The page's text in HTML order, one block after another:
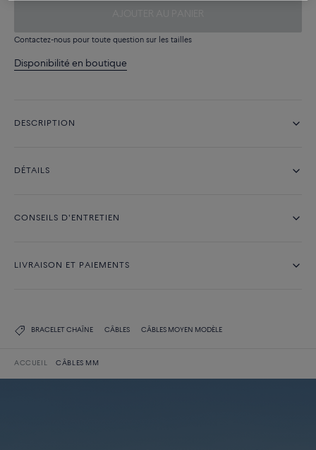
Contactez-nous pour toute question sur les tailles
Disponibilité en boutique
DESCRIPTION
DÉTAILS
CONSEILS D'ENTRETIEN
LIVRAISON ET PAIEMENTS
BRACELET CHAÎNE CÂBLES CÂBLES MOYEN MODÈLE
ACCUEIL CÂBLES MM